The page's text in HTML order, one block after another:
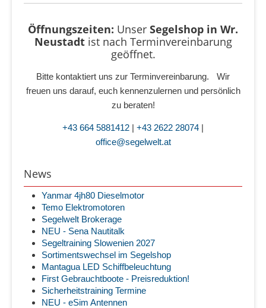
Öffnungszeiten: Unser Segelshop in Wr.
Neustadt ist nach Terminvereinbarung
geöffnet.
Bitte kontaktiert uns zur Terminvereinbarung. Wir
freuen uns darauf, euch kennenzulernen und persönlich
zu beraten!
+43 664 5881412 | +43 2622 28074 |
office@segelwelt.at
News
Yanmar 4jh80 Dieselmotor
Temo Elektromotoren
Segelwelt Brokerage
NEU - Sena Nautitalk
Segeltraining Slowenien 2027
Sortimentswechsel im Segelshop
Mantagua LED Schiffbeleuchtung
First Gebrauchtboote - Preisreduktion!
Sicherheitstraining Termine
NEU - eSim Antennen